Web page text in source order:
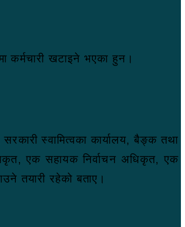
कर्मचारी खटाइने भएका हुन।
स्वामित्वका कार्यालय, बैङ्क तथा
एक सहायक निर्वाचन अधिकृत, एक
तयारी रहेको बताए।